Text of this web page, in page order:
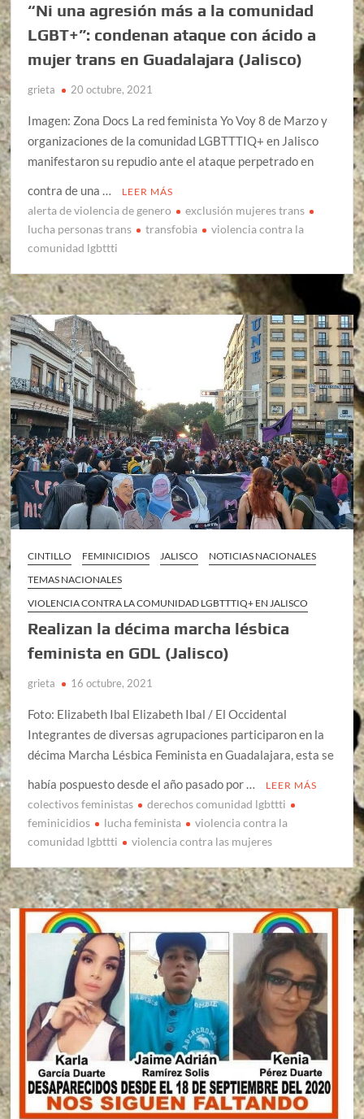
“Ni una agresión más a la comunidad
LGBT+”: condenan ataque con ácido a
mujer trans en Guadalajara (Jalisco)
grieta 20 octubre, 2021
Imagen: Zona Docs La red feminista Yo Voy 8 de Marzo y
organizaciones de la comunidad LGBTTTIQ+ en Jalisco
manifestaron su repudio ante el ataque perpetrado en
contra de una …
LEER MÁS
alerta de violencia de genero
exclusión mujeres trans
lucha personas trans
transfobia
violencia contra la
comunidad lgbttti
CINTILLO FEMINICIDIOS JALISCO
NOTICIAS NACIONALES
TEMAS NACIONALES
VIOLENCIA CONTRA LA COMUNIDAD LGBTTTIQ+ EN JALISCO
Realizan la décima marcha lésbica
feminista en GDL (Jalisco)
grieta 16 octubre, 2021
Foto: Elizabeth Ibal Elizabeth Ibal / El Occidental
Integrantes de diversas agrupaciones participaron en la
décima Marcha Lésbica Feminista en Guadalajara, esta se
había pospuesto desde el año pasado por …
LEER MÁS
colectivos feministas
derechos comunidad lgbttti
feminicidios
lucha feminista
violencia contra la
comunidad lgbttti
violencia contra las mujeres